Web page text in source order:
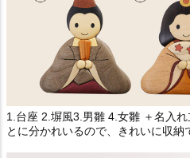
1.台座 2.塀風3.男雛 4.女雛 ＋名入
とに分かれいるので、きれいに収納